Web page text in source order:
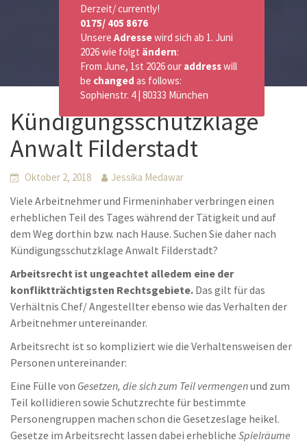
Kündigungsschutzklage
Anwalt Filderstadt
Oktober 2, 2018 Jessika Medawar
Viele Arbeitnehmer und Firmeninhaber verbringen einen
erheblichen Teil des Tages während der Tätigkeit und auf
dem Weg dorthin bzw. nach Hause. Suchen Sie daher nach
Kündigungsschutzklage Anwalt Filderstadt?
Arbeitsrecht ist ungeachtet alledem eine der
konfliktträchtigsten Rechtsgebiete. Das gilt für das
Verhältnis Chef/ Angestellter ebenso wie das Verhalten der
Arbeitnehmer untereinander.
Arbeitsrecht ist so kompliziert wie die Verhaltensweisen der
Personen untereinander:
Eine Fülle von Gesetzen, die sich zum Teil vermengenund zum
Teil kollidieren sowie Schutzrechte für bestimmte
Personengruppen machen schon die Gesetzeslage heikel.
Gesetze im Arbeitsrecht lassen dabei erhebliche Spielräume
Derzeit/ currently!
0175/ 405 8676
Unsere Adressewird sich ab 1. Juni
2026 wie folgt ändern:
From June, 1st 2026 our addresswill
be changed as follows:
Sophienstr. 4 | 80333 München